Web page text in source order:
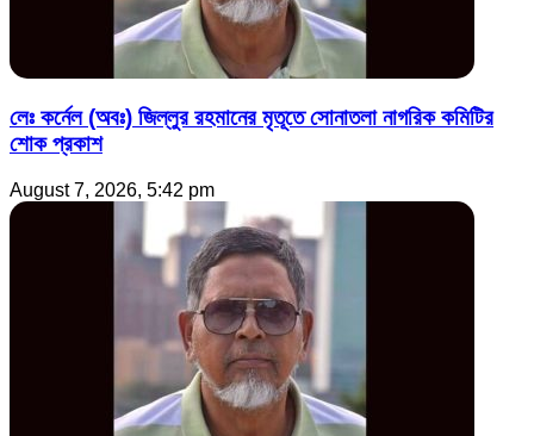
লেঃ কর্নেল (অবঃ) জিল্লুর রহমানের মৃতূতে সোনাতলা নাগরিক কমিটির
শোক প্রকাশ
August 7, 2026, 5:42 pm